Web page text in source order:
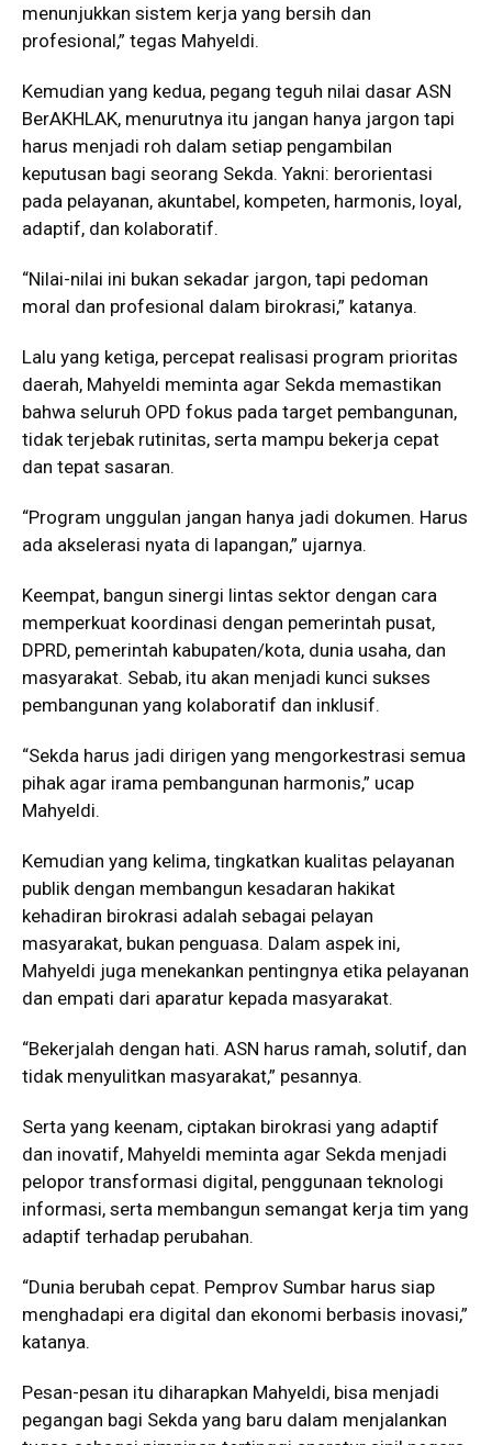
menunjukkan sistem kerja yang bersih dan
profesional,” tegas Mahyeldi.
Kemudian yang kedua, pegang teguh nilai dasar ASN
BerAKHLAK, menurutnya itu jangan hanya jargon tapi
harus menjadi roh dalam setiap pengambilan
keputusan bagi seorang Sekda. Yakni: berorientasi
pada pelayanan, akuntabel, kompeten, harmonis, loyal,
adaptif, dan kolaboratif.
“Nilai-nilai ini bukan sekadar jargon, tapi pedoman
moral dan profesional dalam birokrasi,” katanya.
Lalu yang ketiga, percepat realisasi program prioritas
daerah, Mahyeldi meminta agar Sekda memastikan
bahwa seluruh OPD fokus pada target pembangunan,
tidak terjebak rutinitas, serta mampu bekerja cepat
dan tepat sasaran.
“Program unggulan jangan hanya jadi dokumen. Harus
ada akselerasi nyata di lapangan,” ujarnya.
Keempat, bangun sinergi lintas sektor dengan cara
memperkuat koordinasi dengan pemerintah pusat,
DPRD, pemerintah kabupaten/kota, dunia usaha, dan
masyarakat. Sebab, itu akan menjadi kunci sukses
pembangunan yang kolaboratif dan inklusif.
“Sekda harus jadi dirigen yang mengorkestrasi semua
pihak agar irama pembangunan harmonis,” ucap
Mahyeldi.
Kemudian yang kelima, tingkatkan kualitas pelayanan
publik dengan membangun kesadaran hakikat
kehadiran birokrasi adalah sebagai pelayan
masyarakat, bukan penguasa. Dalam aspek ini,
Mahyeldi juga menekankan pentingnya etika pelayanan
dan empati dari aparatur kepada masyarakat.
“Bekerjalah dengan hati. ASN harus ramah, solutif, dan
tidak menyulitkan masyarakat,” pesannya.
Serta yang keenam, ciptakan birokrasi yang adaptif
dan inovatif, Mahyeldi meminta agar Sekda menjadi
pelopor transformasi digital, penggunaan teknologi
informasi, serta membangun semangat kerja tim yang
adaptif terhadap perubahan.
“Dunia berubah cepat. Pemprov Sumbar harus siap
menghadapi era digital dan ekonomi berbasis inovasi,”
katanya.
Pesan-pesan itu diharapkan Mahyeldi, bisa menjadi
pegangan bagi Sekda yang baru dalam menjalankan